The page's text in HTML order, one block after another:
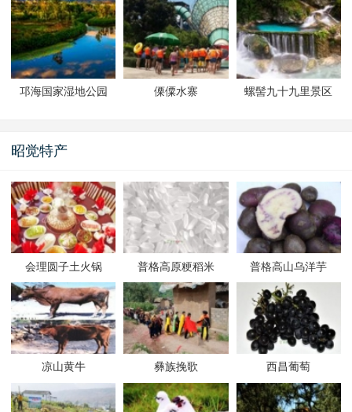
邛海国家湿地公园 傈僳水寨 螺髻九十九里景区
昭觉特产
会理圆子土火锅 普格高原粳稻米 普格高山乌洋芋
凉山黄牛 彝族挽歌 西昌葡萄